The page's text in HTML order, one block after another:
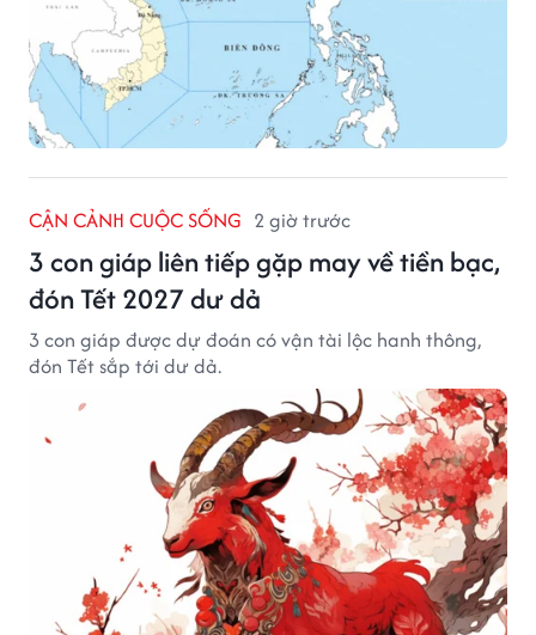
CẬN CẢNH CUỘC SỐNG 2 giờ trước
3 con giáp liên tiếp gặp may về tiền bạc,
đón Tết 2027 dư dả
3 con giáp được dự đoán có vận tài lộc hanh thông,
đón Tết sắp tới dư dả.